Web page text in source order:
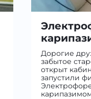
Дорогие
забытое
открыт
запустили